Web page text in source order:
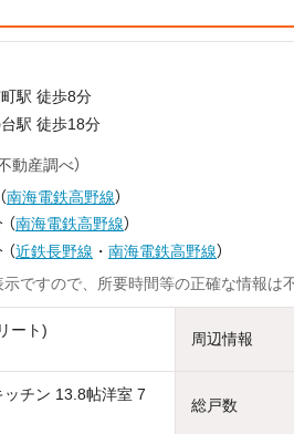
駅 徒歩8分
駅 徒歩18分
動産調べ）
（南海電鉄高野線）
（南海電鉄高野線）
（近鉄長野線 ・ 南海電鉄高野線）
ですので、所要時間等の正確な情報は
ート) 周辺情報
ッチン 13.8帖洋室 7
総戸数